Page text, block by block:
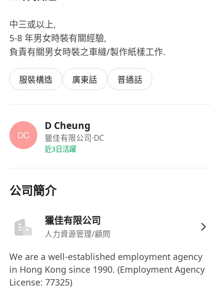
中三或以上,
5-8 年男女時裝有關經驗,
負責有關男女時裝之車縫/製作紙樣工作.
服裝構造 廣東話 普通話
D Cheung
獵佳有限公司·DC
近3日活躍
公司簡介
獵佳有限公司
人力資源管理/顧問
We are a well-established employment agency
in Hong Kong since 1990. (Employment Agency
License: 77325)